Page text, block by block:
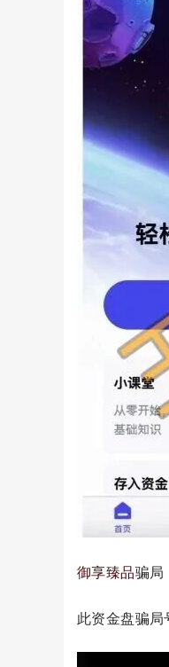
御享臻品骗局
此资金盘骗